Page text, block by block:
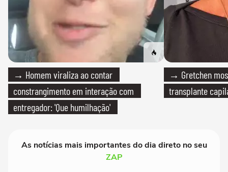
→ Homem viraliza ao contar
constrangimento em interação com
entregador: 'Que humilhação'
→ Gretchen
transplante
As notícias mais importantes do dia direto no seu
ZAP